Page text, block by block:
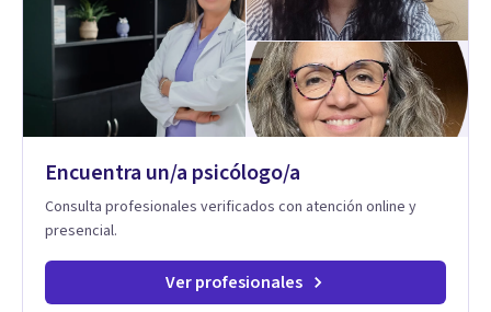
Encuentra un/a psicólogo/a
Consulta profesionales verificados con atención online y
presencial.
Ver profesionales